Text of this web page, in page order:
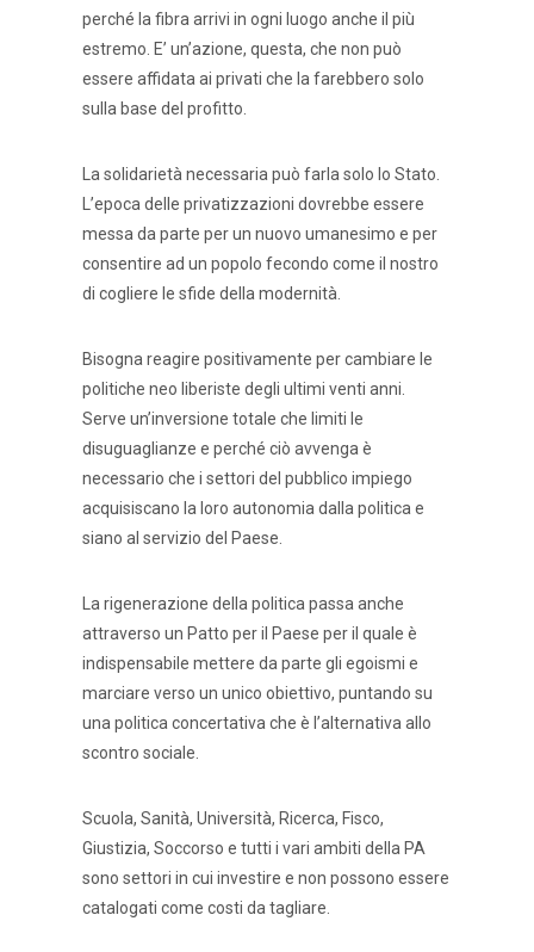
perché la fibra arrivi in ogni luogo anche il più
estremo. E’ un’azione, questa, che non può
essere affidata ai privati che la farebbero solo
sulla base del profitto.
La solidarietà necessaria può farla solo lo Stato.
L’epoca delle privatizzazioni dovrebbe essere
messa da parte per un nuovo umanesimo e per
consentire ad un popolo fecondo come il nostro
di cogliere le sfide della modernità.
Bisogna reagire positivamente per cambiare le
politiche neo liberiste degli ultimi venti anni.
Serve un’inversione totale che limiti le
disuguaglianze e perché ciò avvenga è
necessario che i settori del pubblico impiego
acquisiscano la loro autonomia dalla politica e
siano al servizio del Paese.
La rigenerazione della politica passa anche
attraverso un Patto per il Paese per il quale è
indispensabile mettere da parte gli egoismi e
marciare verso un unico obiettivo, puntando su
una politica concertativa che è l’alternativa allo
scontro sociale.
Scuola, Sanità, Università, Ricerca, Fisco,
Giustizia, Soccorso e tutti i vari ambiti della PA
sono settori in cui investire e non possono essere
catalogati come costi da tagliare.